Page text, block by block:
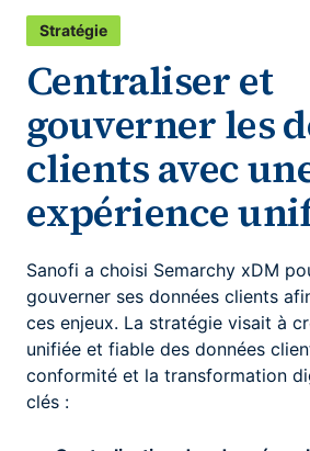
Stratégie
Centraliser et
gouverner les
clients avec
expérience
Sanofi a choisi Semarchy xDM
gouverner ses données clients
ces enjeux. La stratégie visait à
unifiée et fiable des données
conformité et la transformation
clés :